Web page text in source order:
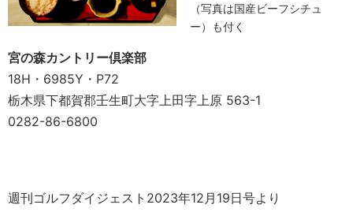
（写真は国産ビーフシチュ
ー）も付く
宮の森カントリー倶楽部
18H・6985Y・P72
栃木県下都賀郡壬生町大字上田字上原 563-1
0282-86-6800
週刊ゴルフダイジェスト2023年12月19日号より